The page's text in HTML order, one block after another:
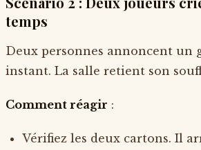
temps
Deux personnes annoncent un
instant. La salle retient son
Comment réagir :
Vérifiez les deux cartons. Il